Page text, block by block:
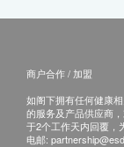
商户合作 / 加盟
如阁下拥有任何健康
的服务及产品供应商
于2个工作天内回覆，
电邮: